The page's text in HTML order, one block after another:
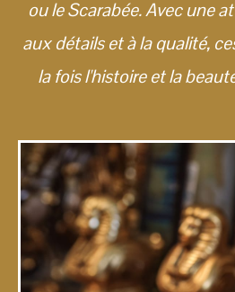
ou le Scarabée. Avec une
aux détails et à la qualité,
la fois l'histoire et la